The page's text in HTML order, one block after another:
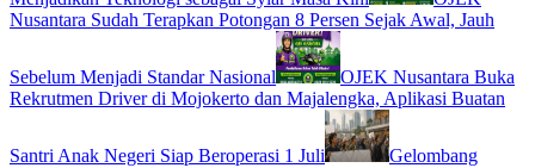
Nusantara Sudah Terapkan Potongan 8 Persen Sejak Awal, Jauh
Sebelum Menjadi Standar Nasional
OJEK Nusantara Buka
Rekrutmen Driver di Mojokerto dan Majalengka, Aplikasi Buatan
Santri Anak Negeri Siap Beroperasi 1 Juli
Gelombang